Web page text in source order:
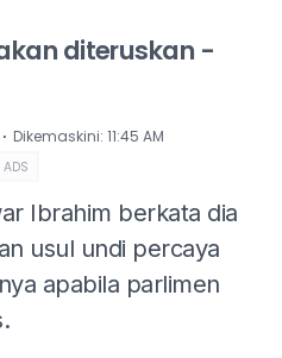
diteruskan -
⋅ Dikemaskini: 11:45 AM
ADS
Ibrahim berkata dia
usul undi percaya
apabila parlimen